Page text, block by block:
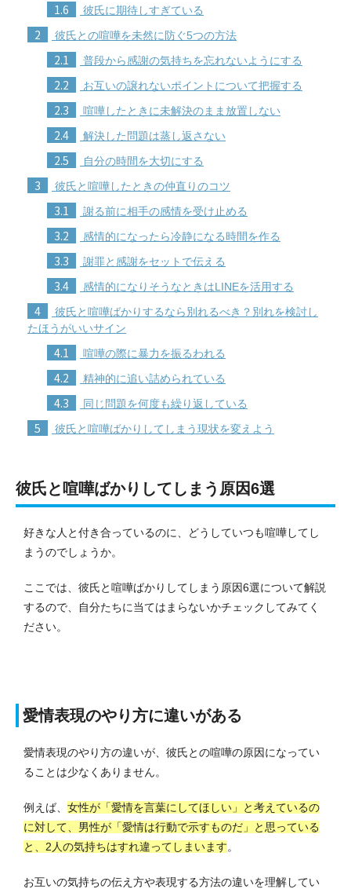
1.6 彼氏に期待しすぎている
2 彼氏との喧嘩を未然に防ぐ5つの方法
2.1 普段から感謝の気持ちを忘れないようにする
2.2 お互いの譲れないポイントについて把握する
2.3 喧嘩したときに未解決のまま放置しない
2.4 解決した問題は蒸し返さない
2.5 自分の時間を大切にする
3 彼氏と喧嘩したときの仲直りのコツ
3.1 謝る前に相手の感情を受け止める
3.2 感情的になったら冷静になる時間を作る
3.3 謝罪と感謝をセットで伝える
3.4 感情的になりそうなときはLINEを活用する
4
彼氏と喧嘩ばかりするなら別れるべき？別れを検討し
たほうがいいサイン
4.1 喧嘩の際に暴力を振るわれる
4.2 精神的に追い詰められている
4.3 同じ問題を何度も繰り返している
5 彼氏と喧嘩ばかりしてしまう現状を変えよう
彼氏と喧嘩ばかりしてしまう原因6選
好きな人と付き合っているのに、どうしていつも喧嘩してし
まうのでしょうか。
ここでは、彼氏と喧嘩ばかりしてしまう原因6選について解説
するので、自分たちに当てはまらないかチェックしてみてく
ださい。
愛情表現のやり方に違いがある
愛情表現のやり方の違いが、彼氏との喧嘩の原因になってい
ることは少なくありません。
例えば、 女性が「愛情を言葉にしてほしい」と考えているの
に対して、男性が「愛情は行動で示すものだ」と思っている
と、2人の気持ちはすれ違ってしまいます。
お互いの気持ちの伝え方や表現する方法の違いを理解してい